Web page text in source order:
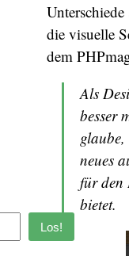
die visuelle
dem
Als
besser
neues
für den
bietet.
Los!